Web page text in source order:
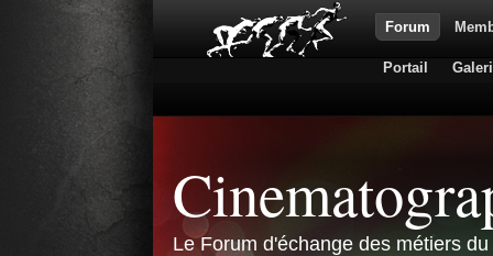
Forum
Portail
Le Forum d'échange des métiers